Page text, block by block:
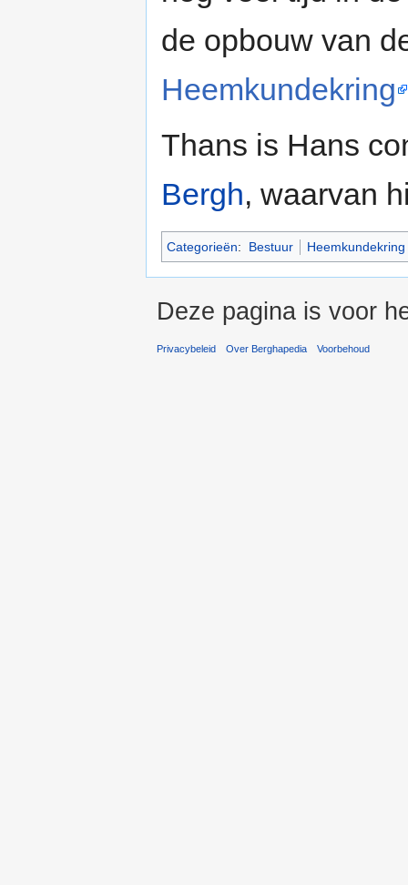
de opbouw van
Heemkundekring
Thans is Hans
Bergh, waarvan
Categorieën: Bestuur
Deze pagina is voor
Privacybeleid Over Berghapedia Voorbehoud